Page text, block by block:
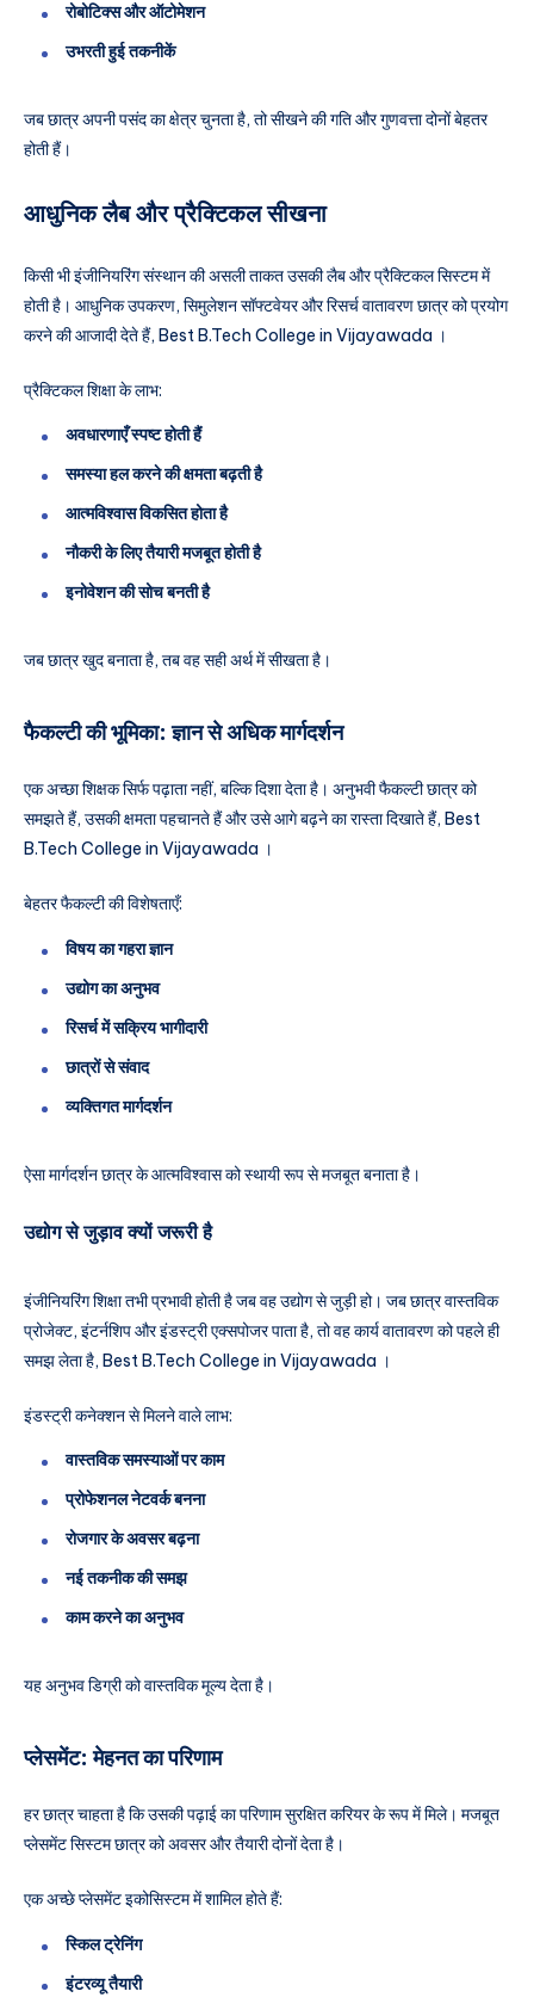
रोबोटिक्स और ऑटोमेशन
उभरती हुई तकनीकें
जब छात्र अपनी पसंद का क्षेत्र चुनता है, तो सीखने की गति और गुणवत्ता दोनों बेहतर
होती हैं।
आधुनिक लैब और प्रैक्टिकल सीखना
किसी भी इंजीनियरिंग संस्थान की असली ताकत उसकी लैब और प्रैक्टिकल सिस्टम में
होती है। आधुनिक उपकरण, सिमुलेशन सॉफ्टवेयर और रिसर्च वातावरण छात्र को प्रयोग
करने की आजादी देते हैं, Best B.Tech College in Vijayawada ।
प्रैक्टिकल शिक्षा के लाभ:
अवधारणाएँ स्पष्ट होती हैं
समस्या हल करने की क्षमता बढ़ती है
आत्मविश्वास विकसित होता है
नौकरी के लिए तैयारी मजबूत होती है
इनोवेशन की सोच बनती है
जब छात्र खुद बनाता है, तब वह सही अर्थ में सीखता है।
फैकल्टी की भूमिका: ज्ञान से अधिक मार्गदर्शन
एक अच्छा शिक्षक सिर्फ पढ़ाता नहीं, बल्कि दिशा देता है। अनुभवी फैकल्टी छात्र को
समझते हैं, उसकी क्षमता पहचानते हैं और उसे आगे बढ़ने का रास्ता दिखाते हैं, Best
B.Tech College in Vijayawada ।
बेहतर फैकल्टी की विशेषताएँ:
विषय का गहरा ज्ञान
उद्योग का अनुभव
रिसर्च में सक्रिय भागीदारी
छात्रों से संवाद
व्यक्तिगत मार्गदर्शन
ऐसा मार्गदर्शन छात्र के आत्मविश्वास को स्थायी रूप से मजबूत बनाता है।
उद्योग से जुड़ाव क्यों जरूरी है
इंजीनियरिंग शिक्षा तभी प्रभावी होती है जब वह उद्योग से जुड़ी हो। जब छात्र वास्तविक
प्रोजेक्ट, इंटर्नशिप और इंडस्ट्री एक्सपोजर पाता है, तो वह कार्य वातावरण को पहले ही
समझ लेता है, Best B.Tech College in Vijayawada ।
इंडस्ट्री कनेक्शन से मिलने वाले लाभ:
वास्तविक समस्याओं पर काम
प्रोफेशनल नेटवर्क बनना
रोजगार के अवसर बढ़ना
नई तकनीक की समझ
काम करने का अनुभव
यह अनुभव डिग्री को वास्तविक मूल्य देता है।
प्लेसमेंट: मेहनत का परिणाम
हर छात्र चाहता है कि उसकी पढ़ाई का परिणाम सुरक्षित करियर के रूप में मिले। मजबूत
प्लेसमेंट सिस्टम छात्र को अवसर और तैयारी दोनों देता है।
एक अच्छे प्लेसमेंट इकोसिस्टम में शामिल होते हैं:
स्किल ट्रेनिंग
इंटरव्यू तैयारी